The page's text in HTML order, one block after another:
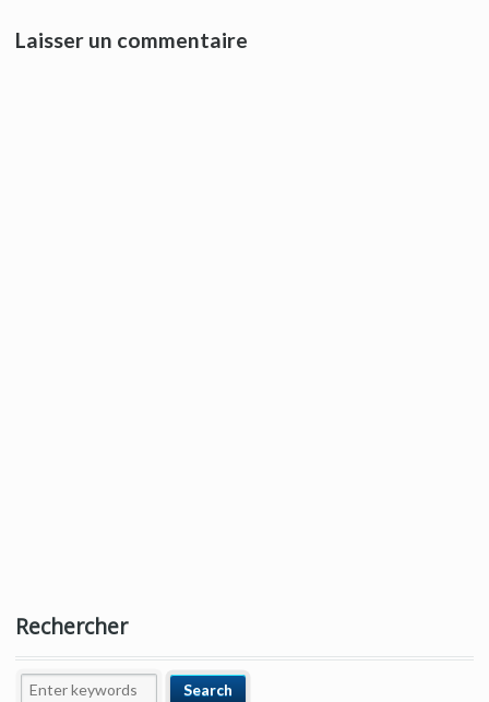
Laisser un commentaire
Rechercher